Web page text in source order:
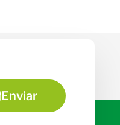
Enviar